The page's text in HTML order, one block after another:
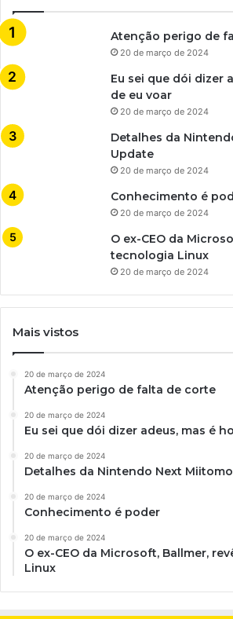
Atenção perigo de
20 de março de 2024
Eu sei que dói dizer
de eu voar
20 de março de 2024
Detalhes da
Update
20 de março de 2024
Conhecimento é
20 de março de 2024
O ex-CEO da
tecnologia Linux
20 de março de 2024
Mais vistos
20 de março de 2024
Atenção perigo de falta de corte
20 de março de 2024
Eu sei que dói dizer adeus, mas é
20 de março de 2024
Detalhes da Nintendo Next
20 de março de 2024
Conhecimento é poder
20 de março de 2024
O ex-CEO da Microsoft, Ballmer,
Linux